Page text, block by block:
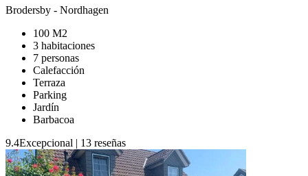
Brodersby - Nordhagen
100 M2
3 habitaciones
7 personas
Calefacción
Terraza
Parking
Jardín
Barbacoa
9.4Excepcional | 13 reseñas